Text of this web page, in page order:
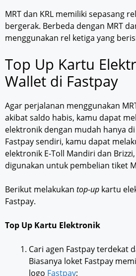
MRT dan KRL memiliki sepasang
bergerak. Berbeda dengan MRT
menggunakan rel ketiga yang
Top Up Kartu
Wallet di Fastpay
Agar perjalanan menggunakan
akibat saldo habis, kamu dapat
elektronik dengan mudah hanya
Fastpay sendiri, kamu dapat
elektronik E-Toll Mandiri dan
digunakan untuk pembelian tiket
Berikut melakukan top-up kartu
Fastpay.
Top Up Kartu Elektronik
Cari agen Fastpay terdekat
Biasanya loket Fastpay
logo Fastpay;